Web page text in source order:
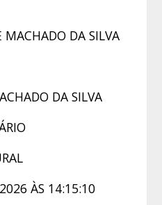
MACHADO DA SILVA
DA SILVA
ÀS 14:15:10